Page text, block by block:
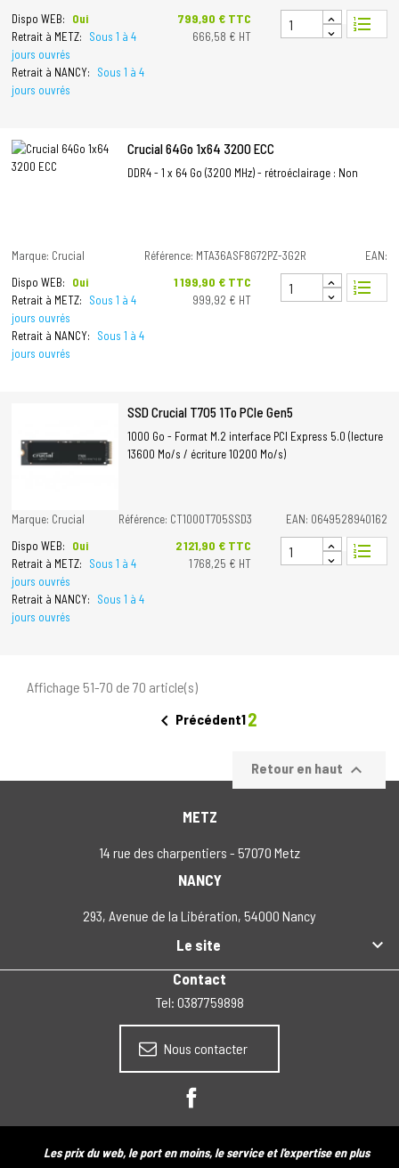
Dispo WEB:
Oui
Retrait à METZ:
Sous 1 à 4
jours ouvrés
Retrait à NANCY:
Sous 1 à 4
jours ouvrés
Prix
799,90 € TTC
666,58 € HT
format_list_numbered
Crucial 64Go 1x64 3200 ECC
DDR4 - 1 x 64 Go (3200 MHz) - rétroéclairage : Non
Marque: Crucial Référence: MTA36ASF8G72PZ-3G2R
EAN:
Dispo WEB:
Oui
Retrait à METZ:
Sous 1 à 4
jours ouvrés
Retrait à NANCY:
Sous 1 à 4
jours ouvrés
Prix
1 199,90 € TTC
999,92 € HT
format_list_numbered
SSD Crucial T705 1To PCIe Gen5
1000 Go - Format M.2 interface PCI Express 5.0 (lecture
13600 Mo/s / écriture 10200 Mo/s)
Marque: Crucial Référence: CT1000T705SSD3
EAN: 0649528940162
Dispo WEB:
Oui
Retrait à METZ:
Sous 1 à 4
jours ouvrés
Retrait à NANCY:
Sous 1 à 4
jours ouvrés
Prix
2 121,90 € TTC
1 768,25 € HT
format_list_numbered
Affichage 51-70 de 70 article(s)
 Précédent12
Retour en haut 
Le site 
METZ
14 rue des charpentiers - 57070 Metz
NANCY
293, Avenue de la Libération, 54000 Nancy
Contact
Tel: 0387759898
Nous contacter
Les prix du web, le port en moins, le service et l'expertise en plus